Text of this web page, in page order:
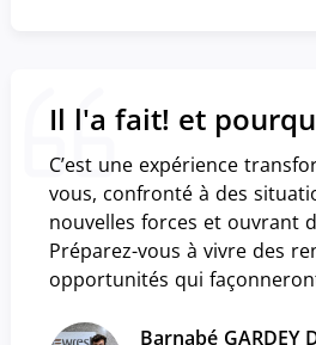
Il l'a fait! et
C’est une expérience
vous, confronté à des
nouvelles forces et ouvrant
Préparez-vous à vivre des
opportunités qui
Barnabé GARDEY